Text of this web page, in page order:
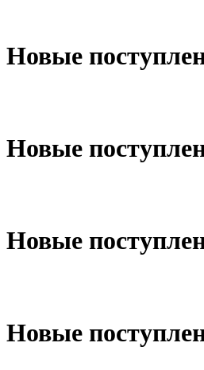
Новые
Новые
Новые
Новые